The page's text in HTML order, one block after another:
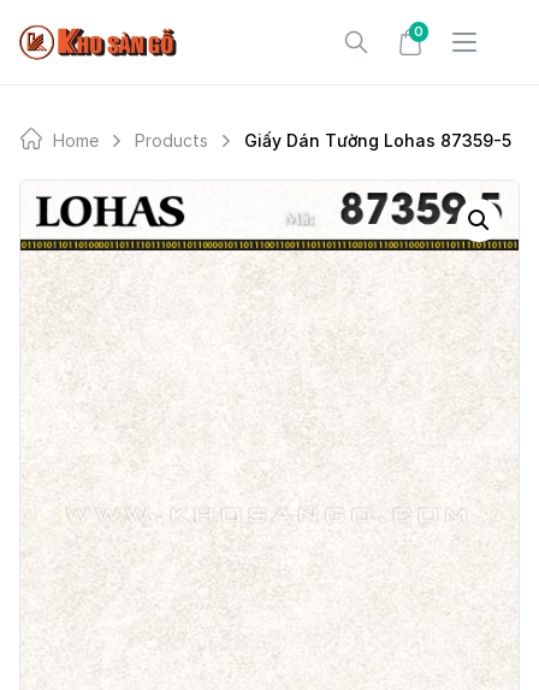
0
Home Products Giấy Dán Tường Lohas 87359-5